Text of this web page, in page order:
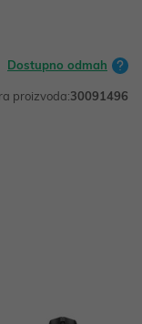
Dostupno odmah
proizvoda:30091496